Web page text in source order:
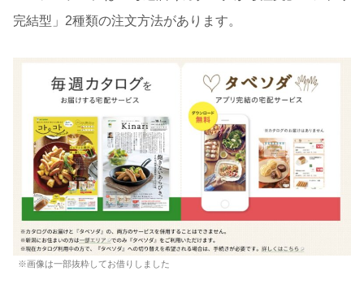
完結型」2種類の注文方法があります。
※画像は一部抜粋してお借りしました